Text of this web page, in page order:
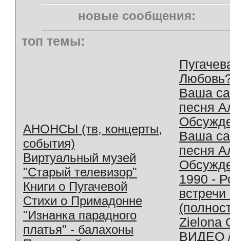
новые сообщения:
топ темы:
АНОНСЫ (тв, концерты,
события)
Виртуальный музей
"Старый телевизор"
Книги о Пугачевой
Стихи о Примадонне
"Изнанка парадного
платья" - балахоны
Ваша
песня
Ваша
песня
1990 -
Zielona
ВИДЕО